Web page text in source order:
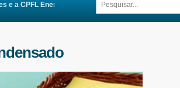
CPFL Energia busca melhorias na rede elétrica de